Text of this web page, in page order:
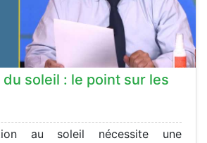
soleil : le point sur les
au soleil nécessite une